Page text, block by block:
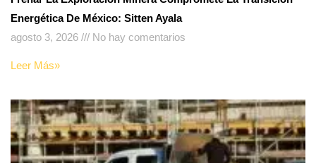
Energética De México: Sitten Ayala
agosto 3, 2026
No hay comentarios
Leer Más»